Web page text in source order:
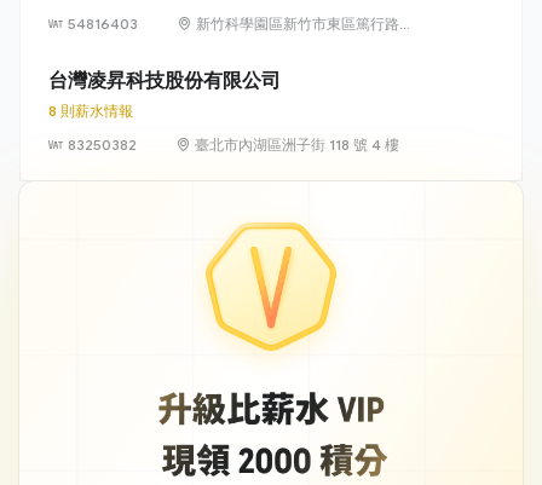
54816403
新竹科學園區新竹市東區篤行路6
台灣凌昇科技股份有限公司
8 則薪水情報
83250382
臺北市內湖區洲子街 118 號 4 樓